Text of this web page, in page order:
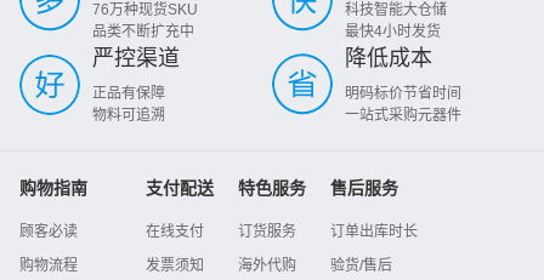
76万种现货SKU
品类不断扩充中
科技智能大仓储
最快4小时发货
严控渠道
正品有保障
物料可追溯
降低成本
明码标价节省时间
一站式采购元器件
购物指南
顾客必读
购物流程
支付配送
在线支付
发票须知
特色服务
订货服务
海外代购
售后服务
订单出库时长
验货/售后